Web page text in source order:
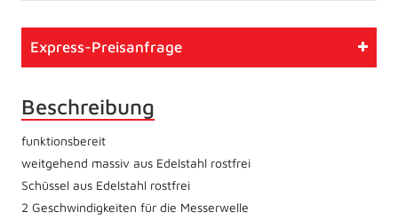
Express-Preisanfrage
Beschreibung
funktionsbereit
weitgehend massiv aus Edelstahl rostfrei
Schüssel aus Edelstahl rostfrei
2 Geschwindigkeiten für die Messerwelle